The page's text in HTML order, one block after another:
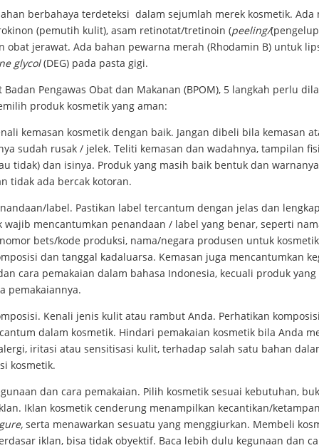
berbahaya terdeteksi dalam sejumlah merek kosmetik. Ada
(pemutih kulit), asam retinotat/tretinoin (peeling/
obat jerawat. Ada bahan pewarna merah (Rhodamin B) untuk
glycol(DEG) pada pasta gigi.
Pengawas Obat dan Makanan (BPOM), 5 langkah perlu
produk kosmetik yang aman:
kemasan kosmetik dengan baik. Jangan dibeli bila kemasan
sudah rusak / jelek. Teliti kemasan dan wadahnya, tampilan
tidak) dan isinya. Produk yang masih baik bentuk dan
tidak ada bercak kotoran.
label. Pastikan label tercantum dengan jelas dan
wajib mencantumkan penandaan / label yang benar, seperti
bets/kode produksi, nama/negara produsen untuk
dan tanggal kadaluarsa. Kemasan juga mencantumkan
cara pemakaian dalam bahasa Indonesia, kecuali produk yang
pemakaiannya.
Kenali jenis kulit atau rambut Anda. Perhatikan
dalam kosmetik. Hindari pemakaian kosmetik bila Anda
iritasi atau sensitisasi kulit, terhadap salah satu bahan
kosmetik.
dan cara pemakaian. Pilih kosmetik sesuai kebutuhan,
Iklan kosmetik cenderung menampilkan kecantikan/
serta menawarkan sesuatu yang menggiurkan. Membeli
iklan, bisa tidak obyektif. Baca lebih dulu kegunaan dan